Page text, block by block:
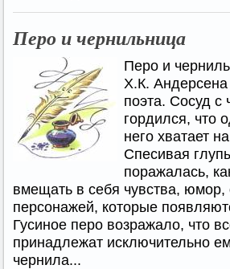
Перо и чернильница
Перо и
Х.К. Андерсена
поэта. Сосуд с
гордился, что
него хватает
Спесивая
поражалась,
вмещать в себя чувства, юмор,
персонажей, которые
Гусиное перо возражало, что
принадлежат исключительно
чернила...